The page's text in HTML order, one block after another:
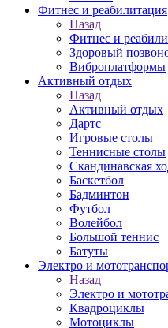
Фитнес и реабилитация
Назад
Фитнес и
Здоровый
Виброплатформы
Активный отдых
Назад
Активный отдых
Дартс
Игровые столы
Теннисные столы
Скандинавская
Баскетбол
Бадминтон
Футбол
Волейбол
Большой теннис
Батуты
Электро и
Назад
Электро и
Квадроциклы
Мотоциклы